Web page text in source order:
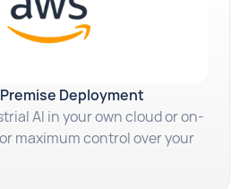
Deployment
AI in your own cloud or on-
maximum control over your